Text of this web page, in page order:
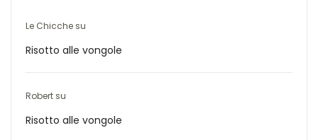
Le Chicche su
Risotto alle vongole
Robert su
Risotto alle vongole